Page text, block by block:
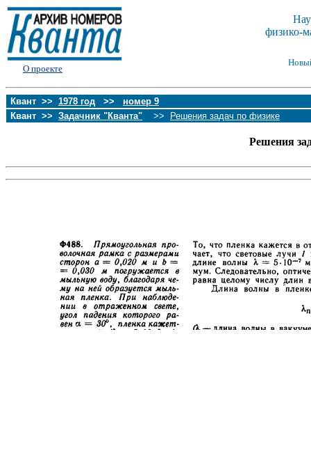
О проекте
физико-
Квант >> 1978 год >> номер 9
Квант >> Задачник "Кванта" >> Решения задач по физике
Решения